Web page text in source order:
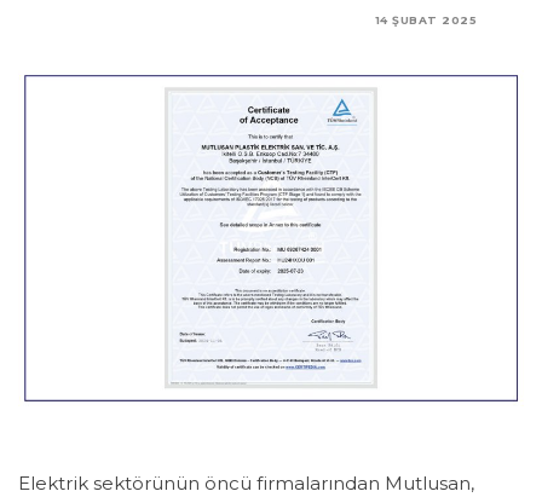
14 ŞUBAT 2025
Elektrik sektörünün öncü firmalarından Mutlusan,